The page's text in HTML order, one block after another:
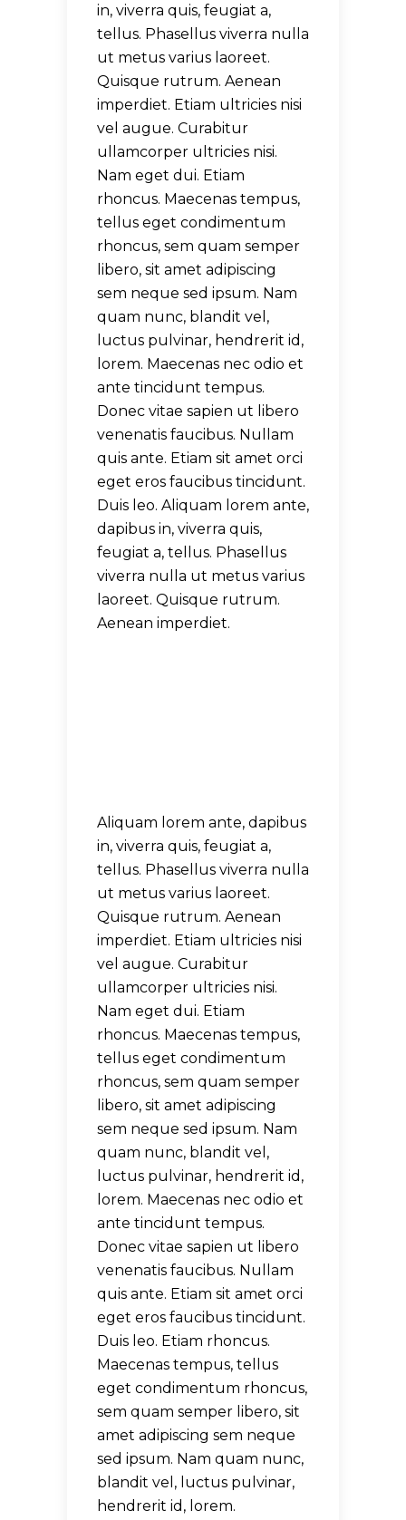
in, viverra quis, feugiat a,
tellus. Phasellus viverra nulla
ut metus varius laoreet.
Quisque rutrum. Aenean
imperdiet. Etiam ultricies nisi
vel augue. Curabitur
ullamcorper ultricies nisi.
Nam eget dui. Etiam
rhoncus. Maecenas tempus,
tellus eget condimentum
rhoncus, sem quam semper
libero, sit amet adipiscing
sem neque sed ipsum. Nam
quam nunc, blandit vel,
luctus pulvinar, hendrerit id,
lorem. Maecenas nec odio et
ante tincidunt tempus.
Donec vitae sapien ut libero
venenatis faucibus. Nullam
quis ante. Etiam sit amet orci
eget eros faucibus tincidunt.
Duis leo. Aliquam lorem ante,
dapibus in, viverra quis,
feugiat a, tellus. Phasellus
viverra nulla ut metus varius
laoreet. Quisque rutrum.
Aenean imperdiet.
Aliquam lorem ante, dapibus
in, viverra quis, feugiat a,
tellus. Phasellus viverra nulla
ut metus varius laoreet.
Quisque rutrum. Aenean
imperdiet. Etiam ultricies nisi
vel augue. Curabitur
ullamcorper ultricies nisi.
Nam eget dui. Etiam
rhoncus. Maecenas tempus,
tellus eget condimentum
rhoncus, sem quam semper
libero, sit amet adipiscing
sem neque sed ipsum. Nam
quam nunc, blandit vel,
luctus pulvinar, hendrerit id,
lorem. Maecenas nec odio et
ante tincidunt tempus.
Donec vitae sapien ut libero
venenatis faucibus. Nullam
quis ante. Etiam sit amet orci
eget eros faucibus tincidunt.
Duis leo. Etiam rhoncus.
Maecenas tempus, tellus
eget condimentum rhoncus,
sem quam semper libero, sit
amet adipiscing sem neque
sed ipsum. Nam quam nunc,
blandit vel, luctus pulvinar,
hendrerit id, lorem.